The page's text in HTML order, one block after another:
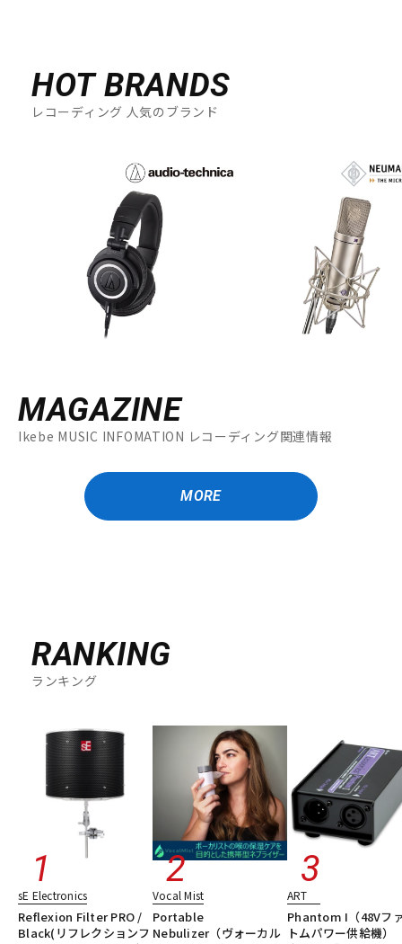
HOT BRANDS
レコーディング 人気のブランド
MAGAZINE
Ikebe MUSIC INFOMATION レコーディング関連情報
MORE
RANKING
ランキング
sE Electronics
Reflexion Filter PRO /
Black(リフレクションフ
Vocal Mist
Portable
Nebulizer（ヴォーカル
ART
Phantom I（48Vフ
トムパワー供給機）